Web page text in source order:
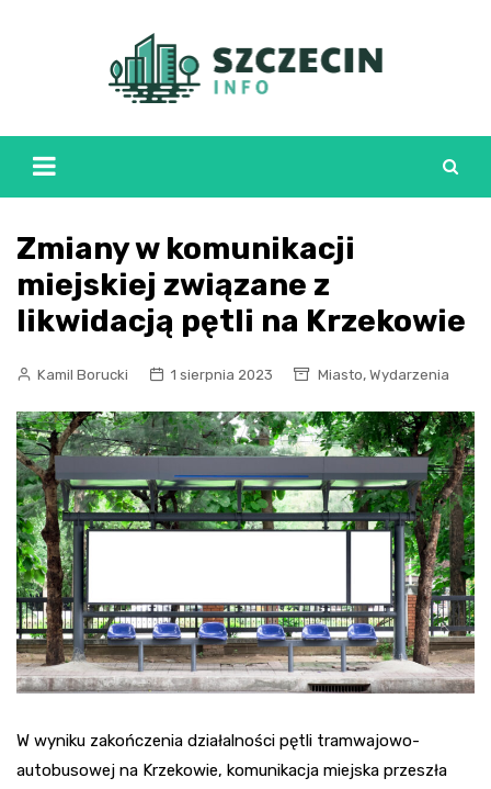
Zmiany w komunikacji
miejskiej związane z
likwidacją pętli na Krzekowie
Kamil Borucki 1 sierpnia 2023 Miasto, Wydarzenia
W wyniku zakończenia działalności pętli tramwajowo-
autobusowej na Krzekowie, komunikacja miejska przeszła